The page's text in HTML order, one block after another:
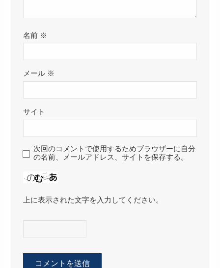
名前 ※
メール ※
サイト
次回のコメントで使用するためブラウザーに自分
の名前、メールアドレス、サイトを保存する。
上に表示された文字を入力してください。